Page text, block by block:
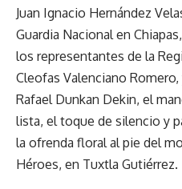
Juan Ignacio Hernández
Guardia Nacional en
los representantes de la
Cleofas Valenciano
Rafael Dunkan Dekin, el
lista, el toque de silencio y
la ofrenda floral al pie del
Héroes, en Tuxtla Gutiérrez.